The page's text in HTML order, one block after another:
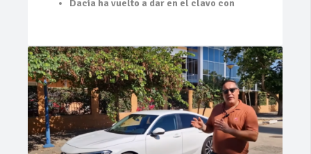
Dacia ha vuelto a dar en el clavo con